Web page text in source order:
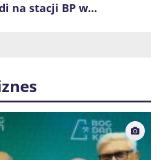
na stacji BP w